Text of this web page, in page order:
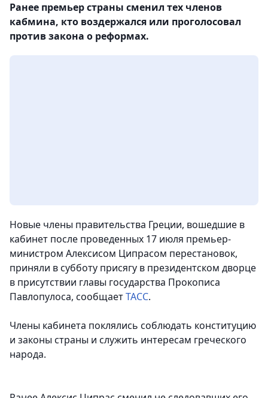
Ранее премьер страны сменил тех членов
кабмина, кто воздержался или проголосовал
против закона о реформах.
Новые члены правительства Греции, вошедшие в
кабинет после проведенных 17 июля премьер-
министром Алексисом Ципрасом перестановок,
приняли в субботу присягу в президентском дворце
в присутствии главы государства Прокописа
Павлопулоса, сообщаетТАСС.
Члены кабинета поклялись соблюдать конституцию
и законы страны и служить интересам греческого
народа.